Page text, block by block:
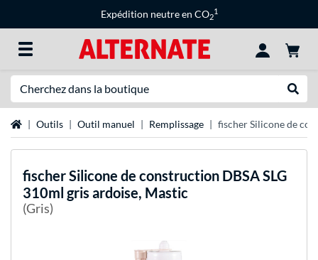
Expédition neutre en CO2
1
Page d'accueil
Outils Outil manuel Remplissage fischer Silicone de
fischerSilicone de construction DBSA SLG
310ml gris ardoise, Mastic
(Gris)